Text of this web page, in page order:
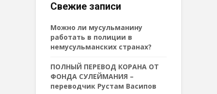
Свежие записи
Можно ли мусульманину
работать в полиции в
немусульманских странах?
ПОЛНЫЙ ПЕРЕВОД КОРАНА ОТ
ФОНДА СУЛЕЙМАНИЯ –
переводчик Рустам Васипов